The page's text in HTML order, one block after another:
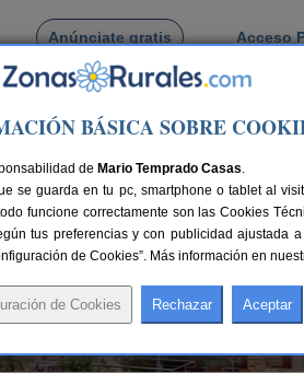
Anúnciate gratis Acceso
Puerto Basella
BÁSICA SOBRE
de Mario Temprado Casas.
se guarda en tu pc, smartphone o tablet al
funcione correctamente son las Cookies
tus preferencias y con publicidad ajustada
de Cookies”. Más información en